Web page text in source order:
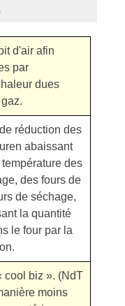
d'air afin
par
dues
réduction des
abaissant
des
des fours de
de séchage,
la quantité
le four par la
cool biz ». (NdT
moins